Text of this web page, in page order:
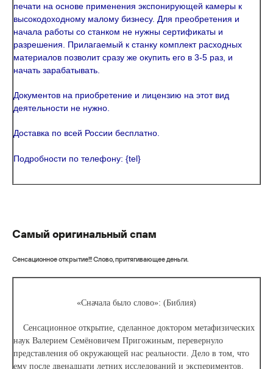
печати на основе применения экспонирующей камеры к
высокодоходному малому бизнесу. Для преобретения и
начала работы со станком не нужны сертификаты и
разрешения. Прилагаемый к станку комплект расходных
материалов позволит сразу же окупить его в 3-5 раз, и
начать зарабатывать.
Документов на приобретение и лицензию на этот вид
деятельности не нужно.
Доставка по всей России бесплатно.
Подробности по телефону: {tel}
Самый оригинальный спам
Сенсационное открытие!!! Слово, притягивающее деньги.
«Сначала было слово»: (Библия)
Сенсационное открытие, сделанное доктором метафизических
наук Валерием Семёновичем Пригожиным, перевернуло
представления об окружающей нас реальности. Дело в том, что
ему после двенадцати летних исследований и экспериментов,